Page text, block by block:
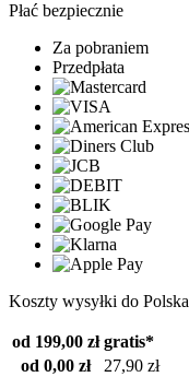
Płać bezpiecznie
Za pobraniem
Przedpłata
Koszty wysyłki do Polska
od 199,00 zł gratis*
od 0,00 zł
27,90 zł